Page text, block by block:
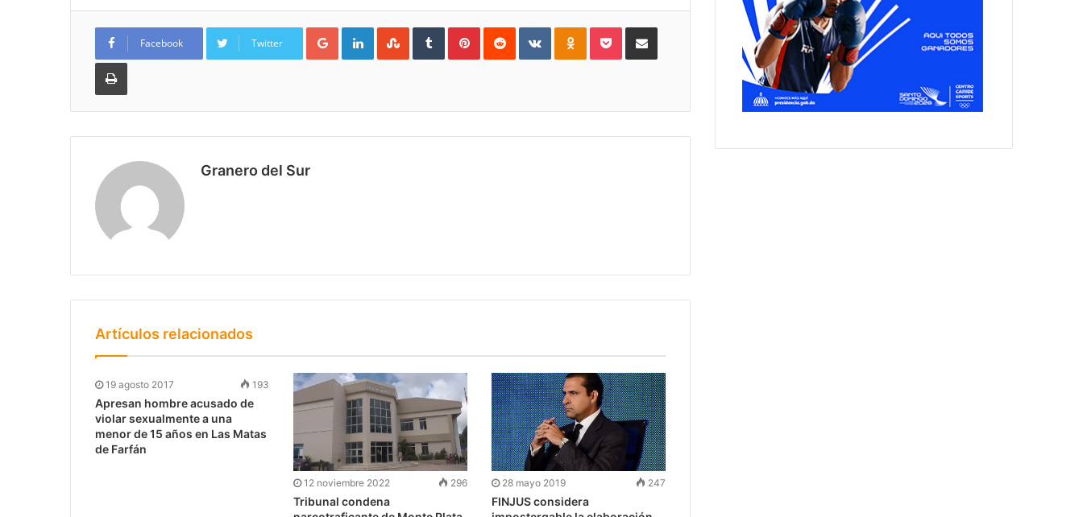
Facebook Twitter
Google+LinkedInStumbleUpon
TumblrPinterestReddit VKontakteOdnoklassniki
PocketCompartir por Correo
Imprimir
Granero del Sur
Artículos relacionados
19 agosto 2017 193
Apresan hombre acusado de
violar sexualmente a una
menor de 15 años en Las Matas
de Farfán
12 noviembre 2022 296
Tribunal condena
28 mayo 2019 247
FINJUS considera